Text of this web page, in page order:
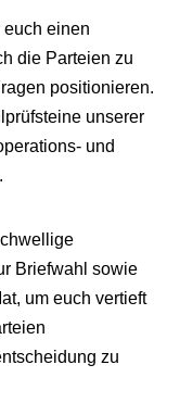
euch einen
die Parteien zu
positionieren.
unserer
und
Briefwahl sowie
um euch vertieft
zu